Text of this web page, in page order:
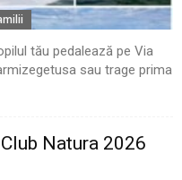
tău pedalează pe Via
sau trage prima
Natura 2026